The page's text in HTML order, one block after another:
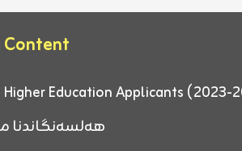
Content
Education Applicants (2023-
هەلسەنگاندنا